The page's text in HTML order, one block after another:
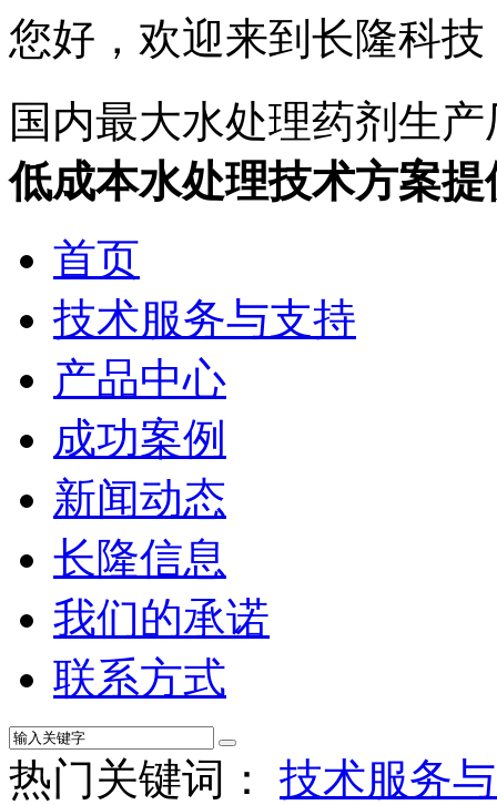
您好，欢迎来到长隆科技
国内最大水处理药剂生产
低成本水处理技术方案提
首页
技术服务与支持
产品中心
成功案例
新闻动态
长隆信息
我们的承诺
联系方式
热门关键词： 技术服务